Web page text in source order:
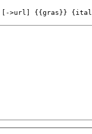
[->url] {{gras}}